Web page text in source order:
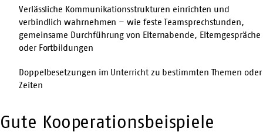
Verlässliche Kommunikationsstrukturen einrichten und
verbindlich wahrnehmen – wie feste Teamsprechstunden,
gemeinsame Durchführung von Elternabende, Elterngespräche
oder Fortbildungen
Doppelbesetzungen im Unterricht zu bestimmten Themen oder
Zeiten
Gute Kooperationsbeispiele